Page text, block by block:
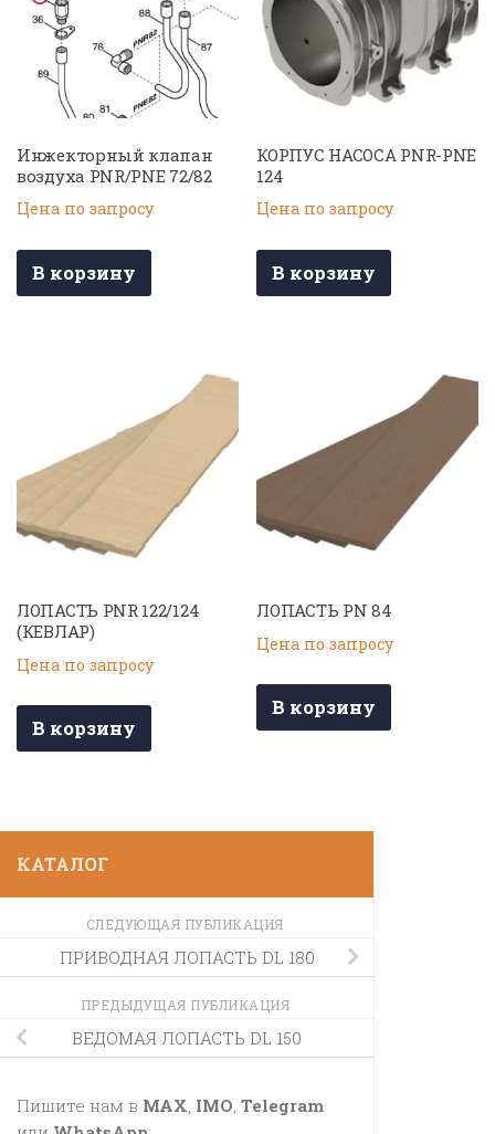
Инжекторный клапан
воздуха PNR/PNE 72/82
Цена по запросу
В корзину
КОРПУС НАСОСА PNR-PNE
124
Цена по запросу
В корзину
ЛОПАСТЬ PNR 122/124
(КЕВЛАР)
Цена по запросу
В корзину
ЛОПАСТЬ PN 84
Цена по запросу
В корзину
КАТАЛОГ
СЛЕДУЮЩАЯ ПУБЛИКАЦИЯ
ПРИВОДНАЯ ЛОПАСТЬ DL 180
ПРЕДЫДУЩАЯ ПУБЛИКАЦИЯ
ВЕДОМАЯ ЛОПАСТЬ DL 150
Пишите нам в MAX, IMO, Telegram